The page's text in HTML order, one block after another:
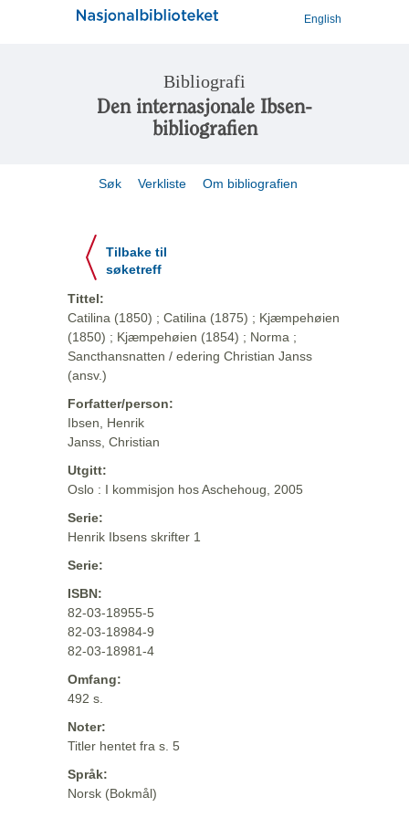
English
Bibliografi
Den internasjonale Ibsen-
bibliografien
Søk Verkliste Om bibliografien
Tilbake til
søketreff
Tittel:
Catilina (1850) ; Catilina (1875) ; Kjæmpehøien
(1850) ; Kjæmpehøien (1854) ; Norma ;
Sancthansnatten / edering Christian Janss
(ansv.)
Forfatter/person:
Ibsen, Henrik
Janss, Christian
Utgitt:
Oslo : I kommisjon hos Aschehoug, 2005
Serie:
Henrik Ibsens skrifter 1
Serie:
ISBN:
82-03-18955-5
82-03-18984-9
82-03-18981-4
Omfang:
492 s.
Noter:
Titler hentet fra s. 5
Språk:
Norsk (Bokmål)